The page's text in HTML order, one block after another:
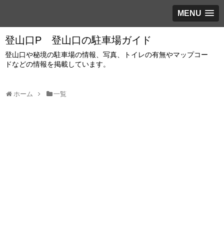
MENU
登山口P 登山口の駐車場ガイド
登山口や秘境の駐車場の情報、写真、トイレの有無やマップコー
ドなどの情報を掲載しています。
ホーム 一覧